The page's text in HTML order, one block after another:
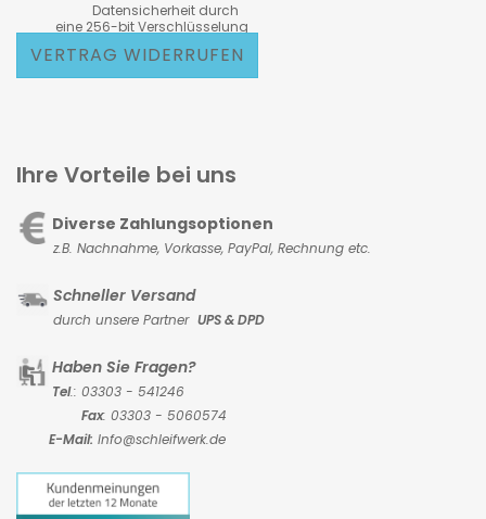
Datensicherheit durch
eine 256-bit Verschlüsselung
VERTRAG WIDERRUFEN
Ihre Vorteile bei uns
Diverse Zahlungsoptionen
z.B. Nachnahme, Vorkasse, PayPal, Rechnung etc.
Schneller Versand
durch unsere Partner UPS & DPD
Haben Sie Fragen?
Tel.: 03303 - 541246
Fax: 03303 - 5060574
E-Mail: Info@schleifwerk.de